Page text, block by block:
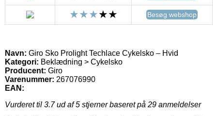
Besøg webshop
Navn: Giro Sko Prolight Techlace Cykelsko – Hvid
Kategori: Beklædning > Cykelsko
Producent: Giro
Varenummer: 267076990
EAN:
Vurderet til 3.7ud af 5 stjerner baseret på 29 anmeldelser